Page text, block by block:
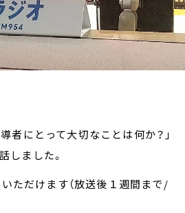
者にとって大切なことは何か？」
しました。
ただけます（放送後１週間まで/